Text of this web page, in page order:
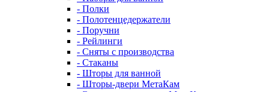
- Полки
- Полотенцедержатели
- Поручни
- Рейлинги
- Сняты с производства
- Стаканы
- Шторы для ванной
- Шторы-двери МетаКам